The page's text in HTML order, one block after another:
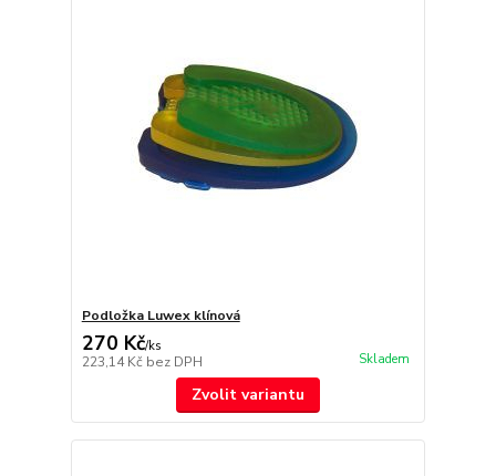
Podložka Luwex klínová
270 Kč/ks
223,14 Kč bez DPH Skladem
Zvolit variantu